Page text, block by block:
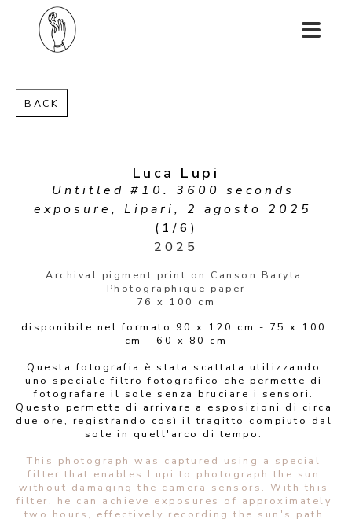
BACK
Luca Lupi
Untitled #10. 3600 seconds
exposure, Lipari, 2 agosto 2025
(1/6)
2025
Archival pigment print on Canson Baryta
Photographique paper
76 x 100 cm
disponibile nel formato 90 x 120 cm - 75 x 100
cm - 60 x 80 cm
Questa fotografia è stata scattata utilizzando
uno speciale filtro fotografico che permette di
fotografare il sole senza bruciare i sensori.
Questo permette di arrivare a esposizioni di circa
due ore, registrando così il tragitto compiuto dal
sole in quell'arco di tempo.
This photograph was captured using a special
filter that enables Lupi to photograph the sun
without damaging the camera sensors. With this
filter, he can achieve exposures of approximately
two hours, effectively recording the sun's path